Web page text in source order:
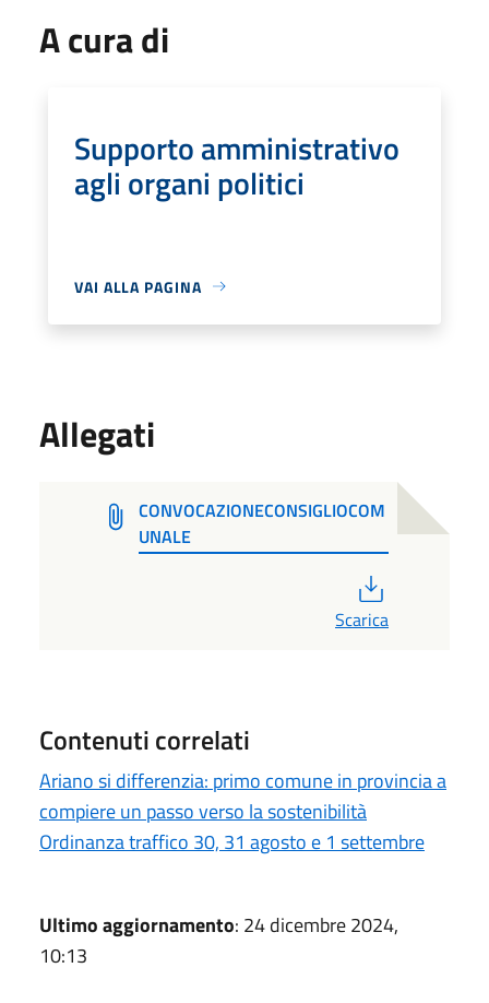
A cura di
Supporto amministrativo
agli organi politici
VAI ALLA PAGINA
Allegati
CONVOCAZIONECONSIGLIOCOM
UNALE
Scarica
Contenuti correlati
Ariano si differenzia: primo comune in provincia a
compiere un passo verso la sostenibilità
Ordinanza traffico 30, 31 agosto e 1 settembre
Ultimo aggiornamento: 24 dicembre 2024,
10:13